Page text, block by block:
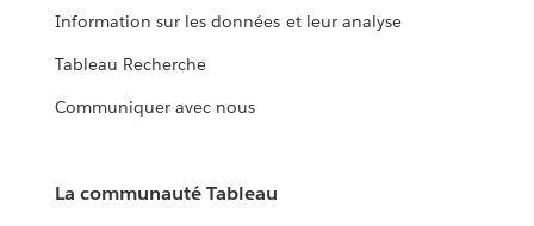
Information sur les données et leur analyse
Tableau Recherche
Communiquer avec nous
La communauté Tableau